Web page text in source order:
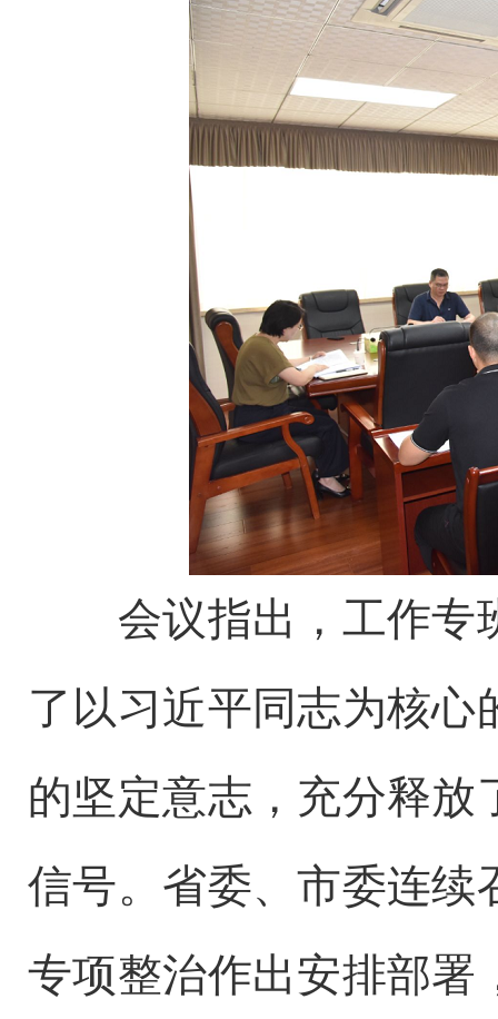
会议指出，工作专
了以习近平同志为核
的坚定意志，充分释
信号。省委、市委连续
专项整治作出安排部署